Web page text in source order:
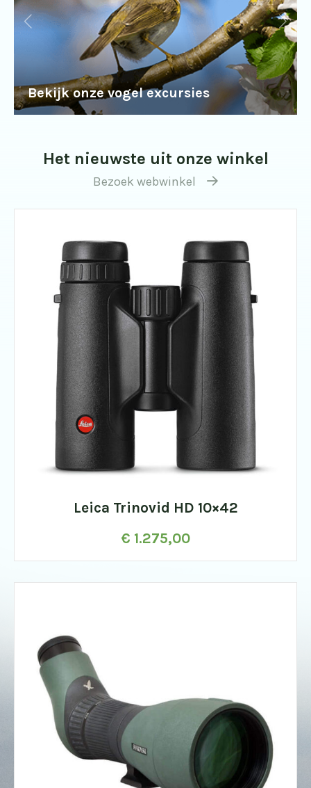
Bekijk onze vogel excursies
Het nieuwste uit onze winkel
Bezoek webwinkel
Leica Trinovid HD 10×42
€ 1.275,00